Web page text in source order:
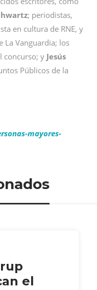
; periodistas,
en cultura de RNE, y
La Vanguardia; los
concurso; y Jesús
Públicos de la
mayores-
el